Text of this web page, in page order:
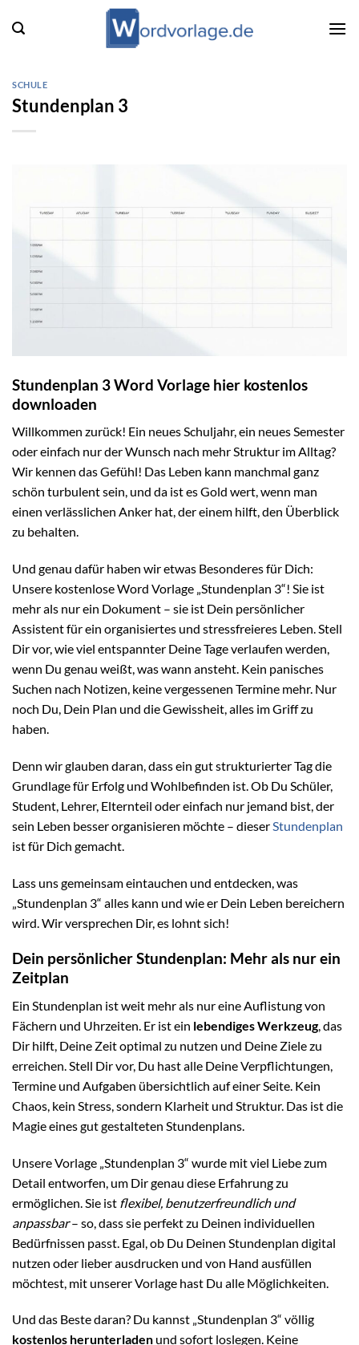
Inhalt
SCHULE
Stundenplan 3
Stundenplan 3 Word Vorlage hier kostenlos
downloaden
Willkommen zurück! Ein neues Schuljahr, ein neues Semester
oder einfach nur der Wunsch nach mehr Struktur im Alltag?
Wir kennen das Gefühl! Das Leben kann manchmal ganz
schön turbulent sein, und da ist es Gold wert, wenn man
einen verlässlichen Anker hat, der einem hilft, den Überblick
zu behalten.
Und genau dafür haben wir etwas Besonderes für Dich:
Unsere kostenlose Word Vorlage „Stundenplan 3“! Sie ist
mehr als nur ein Dokument – sie ist Dein persönlicher
Assistent für ein organisiertes und stressfreieres Leben. Stell
Dir vor, wie viel entspannter Deine Tage verlaufen werden,
wenn Du genau weißt, was wann ansteht. Kein panisches
Suchen nach Notizen, keine vergessenen Termine mehr. Nur
noch Du, Dein Plan und die Gewissheit, alles im Griff zu
haben.
Denn wir glauben daran, dass ein gut strukturierter Tag die
Grundlage für Erfolg und Wohlbefinden ist. Ob Du Schüler,
Student, Lehrer, Elternteil oder einfach nur jemand bist, der
sein Leben besser organisieren möchte – dieser Stundenplan
ist für Dich gemacht.
Lass uns gemeinsam eintauchen und entdecken, was
„Stundenplan 3“ alles kann und wie er Dein Leben bereichern
wird. Wir versprechen Dir, es lohnt sich!
Dein persönlicher Stundenplan: Mehr als nur ein
Zeitplan
Ein Stundenplan ist weit mehr als nur eine Auflistung von
Fächern und Uhrzeiten. Er ist ein lebendiges Werkzeug, das
Dir hilft, Deine Zeit optimal zu nutzen und Deine Ziele zu
erreichen. Stell Dir vor, Du hast alle Deine Verpflichtungen,
Termine und Aufgaben übersichtlich auf einer Seite. Kein
Chaos, kein Stress, sondern Klarheit und Struktur. Das ist die
Magie eines gut gestalteten Stundenplans.
Unsere Vorlage „Stundenplan 3“ wurde mit viel Liebe zum
Detail entworfen, um Dir genau diese Erfahrung zu
ermöglichen. Sie ist flexibel, benutzerfreundlich und
anpassbar– so, dass sie perfekt zu Deinen individuellen
Bedürfnissen passt. Egal, ob Du Deinen Stundenplan digital
nutzen oder lieber ausdrucken und von Hand ausfüllen
möchtest, mit unserer Vorlage hast Du alle Möglichkeiten.
Und das Beste daran? Du kannst „Stundenplan 3“ völlig
kostenlos herunterladen und sofort loslegen. Keine